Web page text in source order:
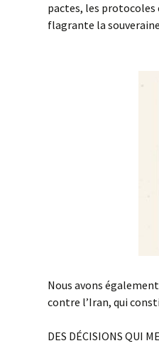
pactes, les protocoles
flagrante la
Nous avons
contre l’Iran, qui
DES DÉCISIONS QUI